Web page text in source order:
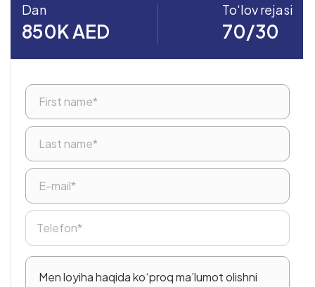
Dan
850K AED
To‘lov rejasi
70/30